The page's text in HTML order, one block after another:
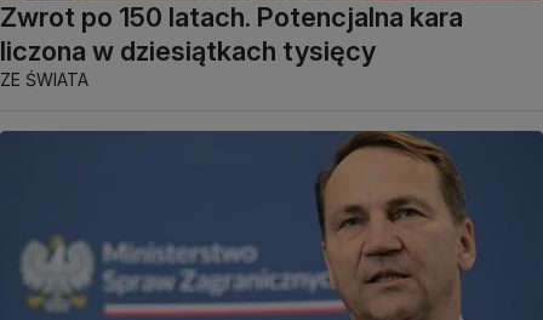
Zwrot po 150 latach. Potencjalna kara
liczona w dziesiątkach tysięcy
ZE ŚWIATA